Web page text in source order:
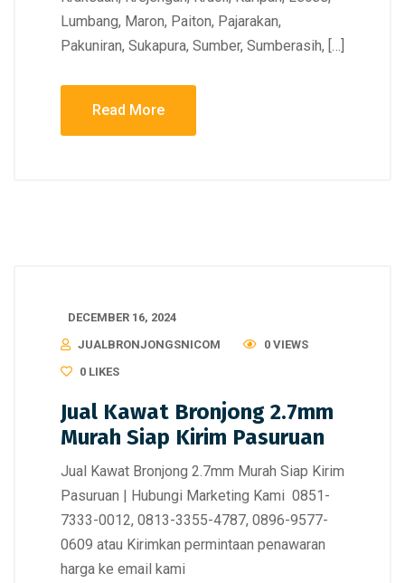
Lumbang, Maron, Paiton, Pajarakan,
Pakuniran, Sukapura, Sumber, Sumberasih, […]
Read More
DECEMBER 16, 2024
JUALBRONJONGSNICOM
0 VIEWS
0 LIKES
Jual Kawat Bronjong 2.7mm
Murah Siap Kirim Pasuruan
Jual Kawat Bronjong 2.7mm Murah Siap Kirim
Pasuruan | Hubungi Marketing Kami 0851-
7333-0012, 0813-3355-4787, 0896-9577-
0609 atau Kirimkan permintaan penawaran
harga ke email kami